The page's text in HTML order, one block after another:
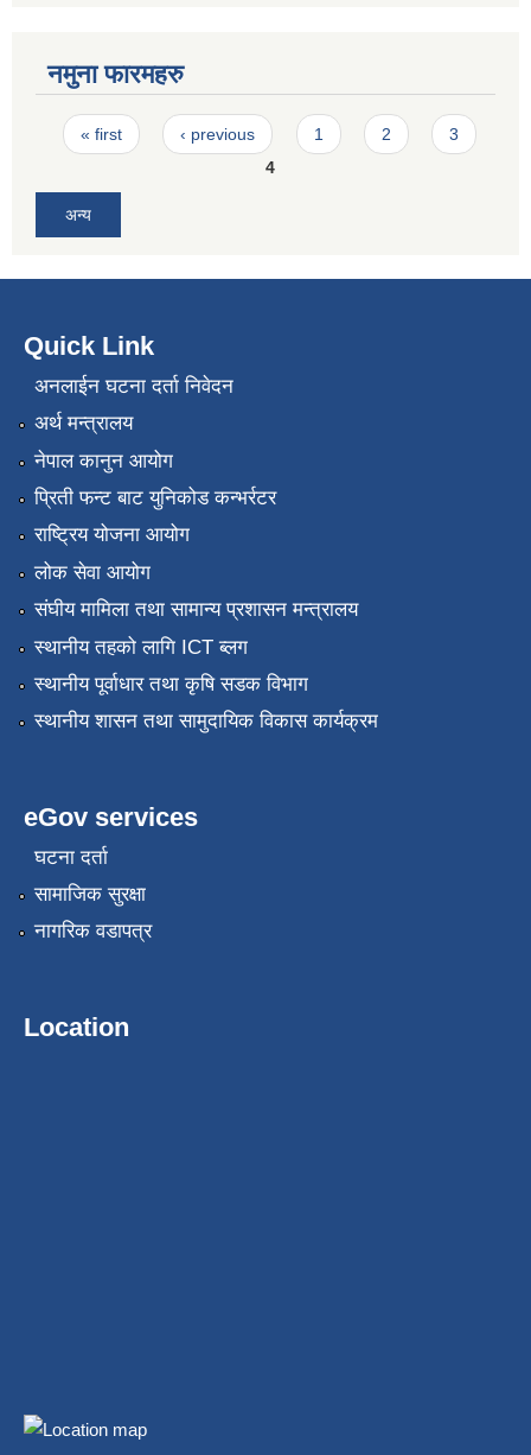
नमुना फारमहरु
Pages
« first ‹ previous 1 2
3
4
अन्य
Quick Link
अनलाईन घटना दर्ता निवेदन
अर्थ मन्त्रालय
नेपाल कानुन आयोग
प्रिती फन्ट बाट युनिकोड कन्भर्रटर
राष्ट्रिय योजना आयोग
लोक सेवा आयोग
संघीय मामिला तथा सामान्य प्रशासन मन्त्रालय
स्थानीय तहको लागि ICT ब्लग
स्थानीय पूर्वाधार तथा कृषि सडक विभाग
स्थानीय शासन तथा सामुदायिक विकास कार्यक्रम
eGov services
घटना दर्ता
सामाजिक सुरक्षा
नागरिक वडापत्र
Location